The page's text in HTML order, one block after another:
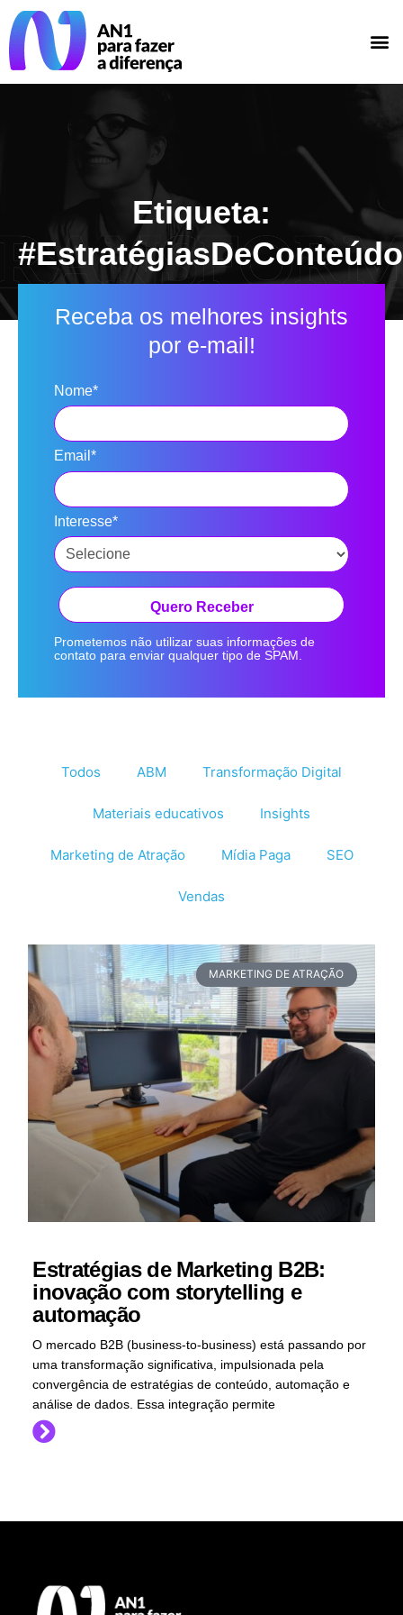
Etiqueta:
#EstratégiasDeConteúdo
Receba os melhores insights
por e-mail!
Nome*
Email*
Interesse*
Quero Receber
Prometemos não utilizar suas informações de
contato para enviar qualquer tipo de SPAM.
Todos ABM Transformação Digital
Materiais educativos Insights
Marketing de Atração Mídia Paga SEO
Vendas
MARKETING DE ATRAÇÃO
Estratégias de Marketing B2B:
inovação com storytelling e
automação
O mercado B2B (business-to-business) está passando por
uma transformação significativa, impulsionada pela
convergência de estratégias de conteúdo, automação e
análise de dados. Essa integração permite